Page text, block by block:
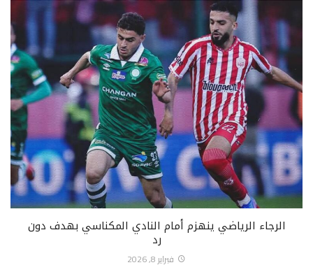
الرجاء الرياضي ينهزم أمام النادي المكناسي بهدف دون
رد
فبراير 8, 2026